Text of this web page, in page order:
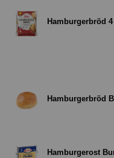
Hamburgerbröd
Hamburgerbröd
Hamburgerost